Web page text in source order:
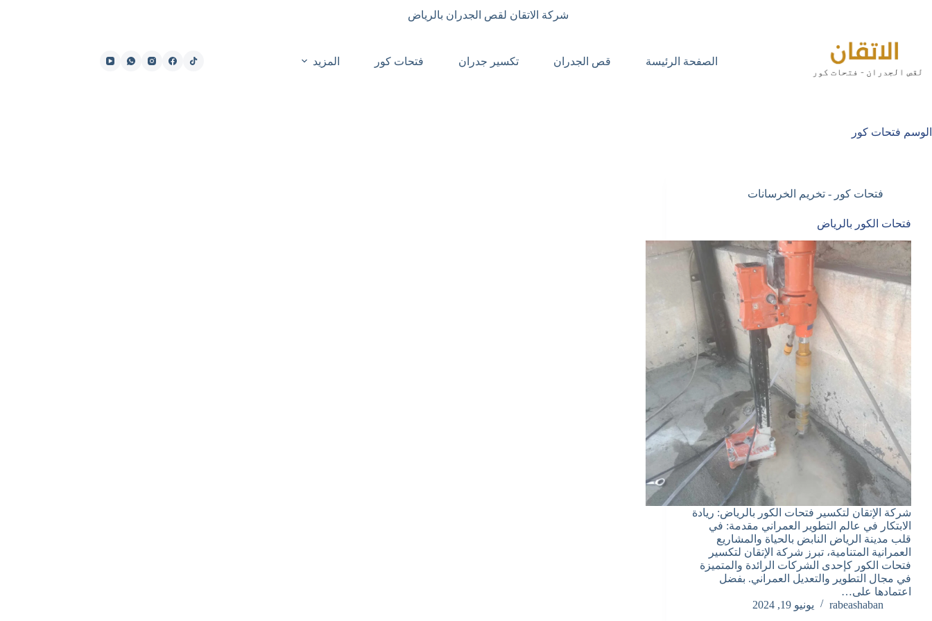
شركة الاتقان لقص الجدران بالرياض
الصفحة الرئيسة قص الجدران تكسير جدران فتحات كور المزيد
الوسم فتحات كور
فتحات كور - تخريم الخرسانات
فتحات الكور بالرياض
شركة الإتقان لتكسير فتحات الكور بالرياض: ريادة
الابتكار في عالم التطوير العمراني مقدمة: في
قلب مدينة الرياض النابض بالحياة والمشاريع
العمرانية المتنامية، تبرز شركة الإتقان لتكسير
فتحات الكور كإحدى الشركات الرائدة والمتميزة
في مجال التطوير والتعديل العمراني. بفضل
اعتمادها على…
rabeashaban
يونيو 19, 2024